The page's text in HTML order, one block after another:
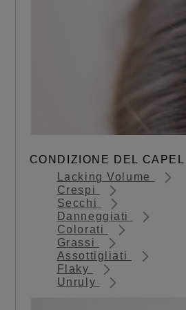
CONDIZIONE DEL
Lacking Volume
Crespi
Secchi
Danneggiati
Colorati
Grassi
Assottigliati
Flaky
Unruly